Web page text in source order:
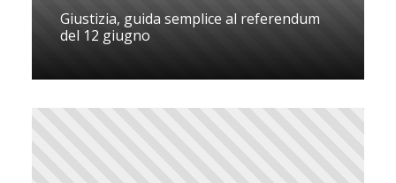
Giustizia, guida semplice al referendum
del 12 giugno